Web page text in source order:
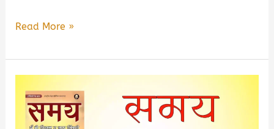
You
Not
You
Are
Read More »